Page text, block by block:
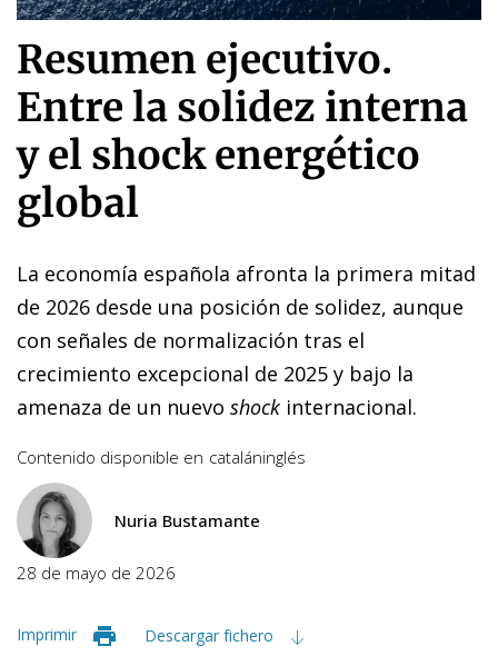
Resumen ejecutivo.
Entre la solidez interna
y el shock energético
global
La economía española afronta la primera mitad
de 2026 desde una posición de solidez, aunque
con señales de normalización tras el
crecimiento excepcional de 2025 y bajo la
amenaza de un nuevo shock internacional.
Contenido disponible en cataláninglés
Nuria Bustamante
28 de mayo de 2026
Imprimir Descargar fichero